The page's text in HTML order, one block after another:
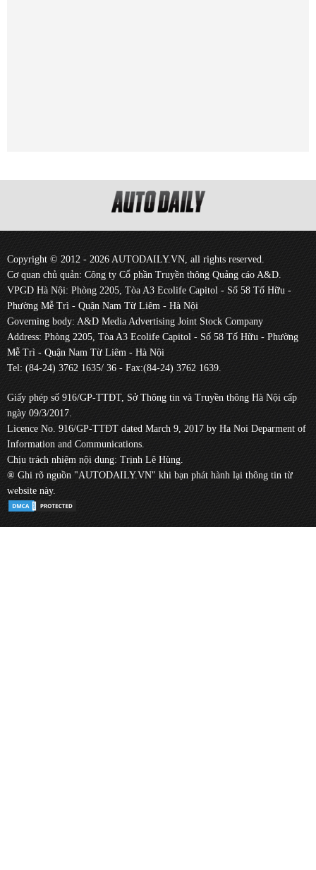
Copyright © 2012 - 2026 AUTODAILY.VN, all rights reserved.
Cơ quan chủ quản: Công ty Cổ phần Truyền thông Quảng cáo A&D.
VPGD Hà Nội: Phòng 2205, Tòa A3 Ecolife Capitol - Số 58 Tố Hữu -
Phường Mễ Trì - Quận Nam Từ Liêm - Hà Nội
Governing body: A&D Media Advertising Joint Stock Company
Address: Phòng 2205, Tòa A3 Ecolife Capitol - Số 58 Tố Hữu - Phường
Mễ Trì - Quận Nam Từ Liêm - Hà Nội
Tel: (84-24) 3762 1635/ 36 - Fax:(84-24) 3762 1639.
Giấy phép số 916/GP-TTĐT, Sở Thông tin và Truyền thông Hà Nội cấp
ngày 09/3/2017.
Licence No. 916/GP-TTĐT dated March 9, 2017 by Ha Noi Deparment of
Information and Communications.
Chịu trách nhiệm nội dung: Trịnh Lê Hùng.
® Ghi rõ nguồn "AUTODAILY.VN" khi bạn phát hành lại thông tin từ
website này.